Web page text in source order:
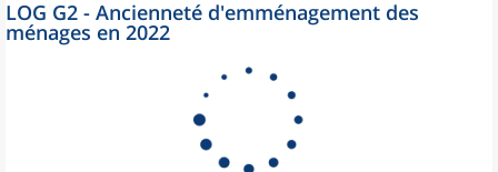
LOG G2 - Ancienneté d'emménagement des
ménages en 2022